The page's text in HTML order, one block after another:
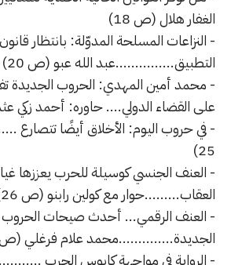
الغفار هلال (ص 18)
- النزاعات المسلحة المدوّلة: بانتظار
التطبيق...............عبد الله عبو (ص 20)
- محمد أمين المهدي: الحروب الجديدة
على القضاء الدولي.... حاوره: أحمد زكي
- في حروب اليوم: الأخلاق أيضًا
25)
- العنف الجنسي كوسيلة للحرب يعززها
العقاب.........حوار مع كولين رابنو (ص 26)
- العنف الرقمي... أحدث صيحات الحروب
الجديدة..............محمد علام فرغلي (ص
- الرواية في مواجهة كابوس الحرب